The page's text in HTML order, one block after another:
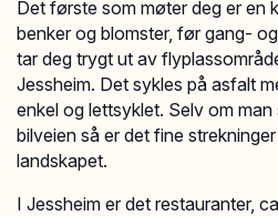
Det første som møter deg er en
benker og blomster, før gang-
tar deg trygt ut av
Jessheim. Det sykles på asfalt
enkel og lettsyklet. Selv om man
bilveien så er det fine
landskapet.
I Jessheim er det restauranter,